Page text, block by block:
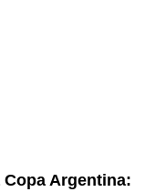
Argentina: